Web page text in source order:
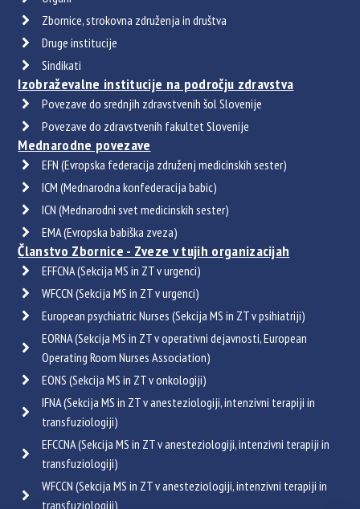
Zbornice, strokovna združenja in društva
Druge institucije
Sindikati
Izobraževalne institucije na področju zdravstva
Povezave do srednjih zdravstvenih šol Slovenije
Povezave do zdravstvenih fakultet Slovenije
Mednarodne povezave
EFN (Evropska federacija združenj medicinskih sester)
ICM (Mednarodna konfederacija babic)
ICN (Mednarodni svet medicinskih sester)
EMA (Evropska babiška zveza)
Članstvo Zbornice - Zveze v tujih organizacijah
EFFCNA (Sekcija MS in ZT v urgenci)
WFCCN (Sekcija MS in ZT v urgenci)
European psychiatric Nurses (Sekcija MS in ZT v psihiatriji)
EORNA (Sekcija MS in ZT v operativni dejavnosti, European
Operating Room Nurses Association)
EONS (Sekcija MS in ZT v onkologiji)
IFNA (Sekcija MS in ZT v anesteziologiji, intenzivni terapiji in
transfuziologiji)
EFCCNA (Sekcija MS in ZT v anesteziologiji, intenzivni terapiji in
transfuziologiji)
WFCCN (Sekcija MS in ZT v anesteziologiji, intenzivni terapiji in
transfuziologiji)